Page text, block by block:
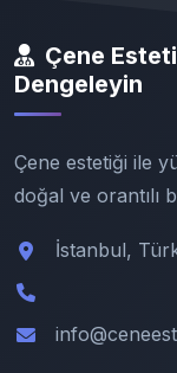
Çene
Dengeleyin
Çene estetiği ile
doğal ve orantılı
İstanbul,